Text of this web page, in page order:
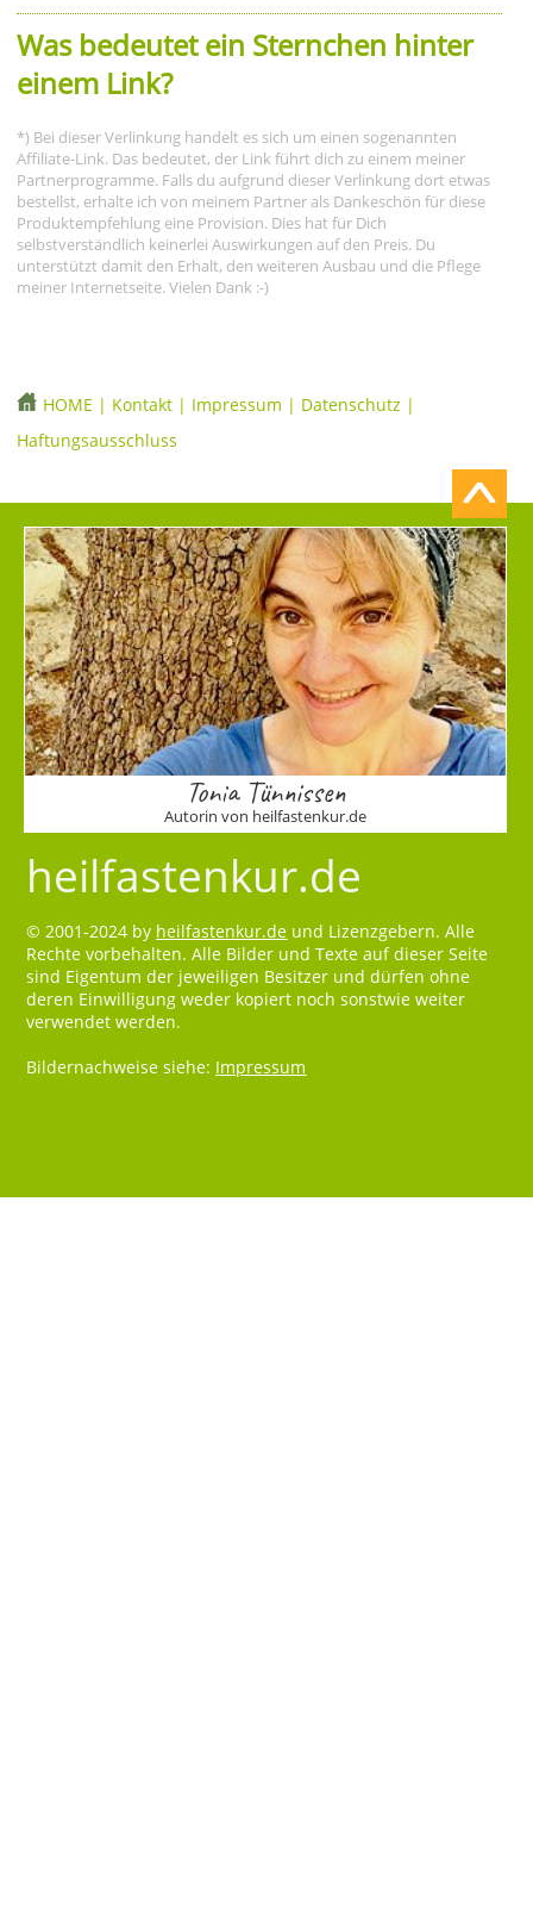
Was bedeutet ein Sternchen hinter
einem Link?
*) Bei dieser Verlinkung handelt es sich um einen sogenannten
Affiliate-Link. Das bedeutet, der Link führt dich zu einem meiner
Partnerprogramme. Falls du aufgrund dieser Verlinkung dort etwas
bestellst, erhalte ich von meinem Partner als Dankeschön für diese
Produktempfehlung eine Provision. Dies hat für Dich
selbstverständlich keinerlei Auswirkungen auf den Preis. Du
unterstützt damit den Erhalt, den weiteren Ausbau und die Pflege
meiner Internetseite. Vielen Dank :-)
HOME | Kontakt | Impressum | Datenschutz |
Haftungsausschluss
Tonia Tünnissen
Autorin von heilfastenkur.de
heilfastenkur.de
© 2001-2024 by heilfastenkur.de und Lizenzgebern. Alle
Rechte vorbehalten. Alle Bilder und Texte auf dieser Seite
sind Eigentum der jeweiligen Besitzer und dürfen ohne
deren Einwilligung weder kopiert noch sonstwie weiter
verwendet werden.
Bildernachweise siehe: Impressum